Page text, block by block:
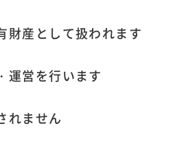
財産として扱われます
運営を行います
れません